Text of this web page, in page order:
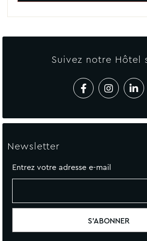
Suivez notre Hôtel
Newsletter
Entrez votre adresse e-mail